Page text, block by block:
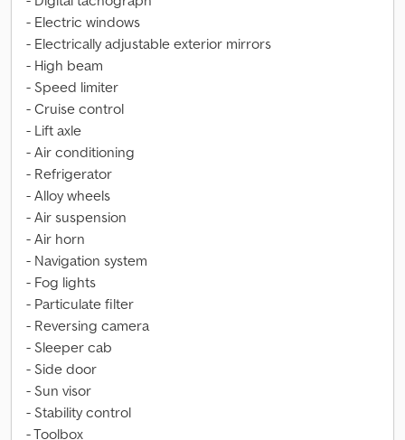
- Electric windows
- Electrically adjustable exterior mirrors
- High beam
- Speed limiter
- Cruise control
- Lift axle
- Air conditioning
- Refrigerator
- Alloy wheels
- Air suspension
- Air horn
- Navigation system
- Fog lights
- Particulate filter
- Reversing camera
- Sleeper cab
- Side door
- Sun visor
- Stability control
- Toolbox